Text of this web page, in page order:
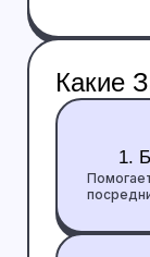
Настраиваем
Проверяем все
онлайн, чтобы